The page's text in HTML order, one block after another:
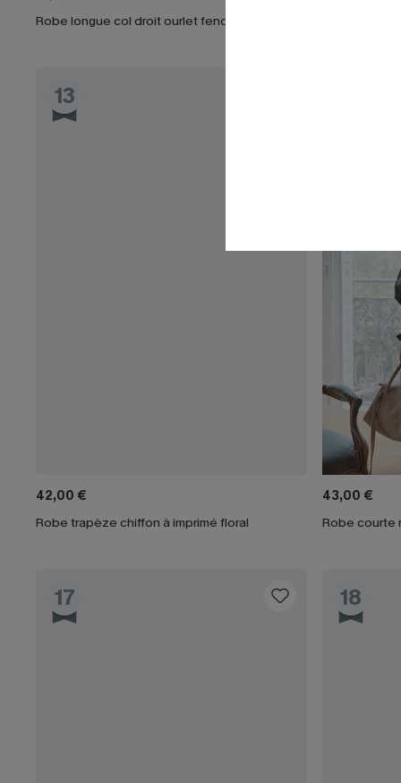
Robe longue col droit ourlet fendu
13
42,00 €
Robe trapèze chiffon à imprimé floral
43,00 €
Robe courte
17 18